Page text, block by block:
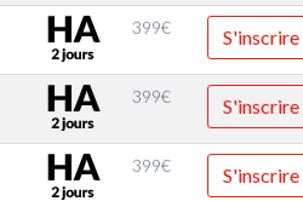
399€ S'inscrire
399€ S'inscrire
399€ S'inscrire